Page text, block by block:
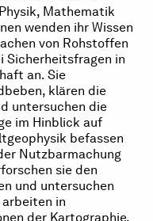
Mathematik
wenden ihr Wissen
von Rohstoffen
Sicherheitsfragen in
an. Sie
klären die
untersuchen die
im Hinblick auf
befassen
Nutzbarmachung
sie den
und untersuchen
arbeiten in
der Kartographie,